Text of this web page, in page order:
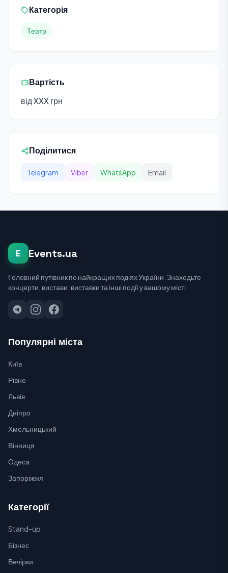
Категорія
Театр
Вартість
від XXX грн
Поділитися
Telegram Viber WhatsApp Email
E Events.ua
Головний путівник по найкращих подіях України. Знаходьте
концерти, вистави, виставки та інші події у вашому місті.
Популярні міста
Київ
Рівне
Львів
Дніпро
Хмельницький
Вінниця
Одеса
Запоріжжя
Категорії
Stand-up
Бізнес
Вечірки